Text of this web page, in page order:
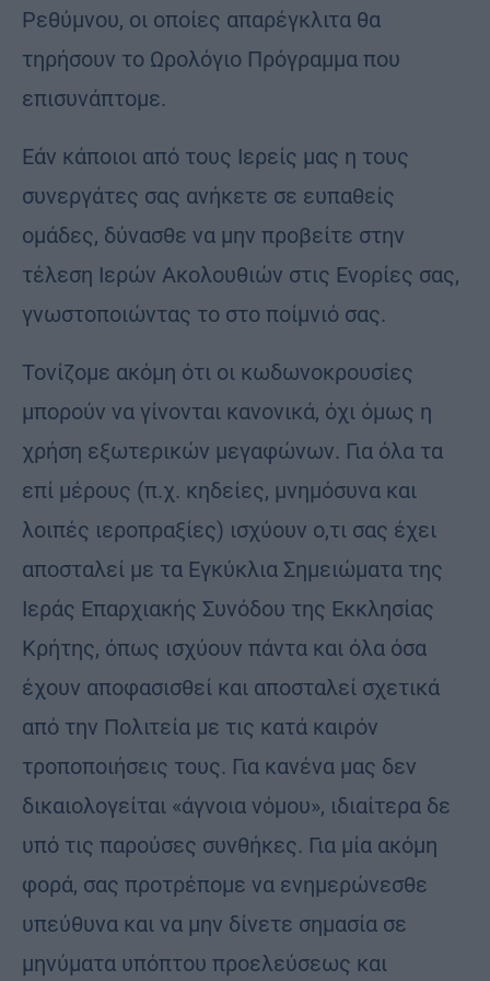
Ρεθύμνου, οι οποίες απαρέγκλιτα θα
τηρήσουν το Ωρολόγιο Πρόγραμμα που
επισυνάπτομε.
Εάν κάποιοι από τους Ιερείς μας η τους
συνεργάτες σας ανήκετε σε ευπαθείς
ομάδες, δύνασθε να μην προβείτε στην
τέλεση Ιερών Ακολουθιών στις Ενορίες σας,
γνωστοποιώντας το στο ποίμνιό σας.
Τονίζομε ακόμη ότι οι κωδωνοκρουσίες
μπορούν να γίνονται κανονικά, όχι όμως η
χρήση εξωτερικών μεγαφώνων. Για όλα τα
επί μέρους (π.χ. κηδείες, μνημόσυνα και
λοιπές ιεροπραξίες) ισχύουν ο,τι σας έχει
αποσταλεί με τα Εγκύκλια Σημειώματα της
Ιεράς Επαρχιακής Συνόδου της Εκκλησίας
Κρήτης, όπως ισχύουν πάντα και όλα όσα
έχουν αποφασισθεί και αποσταλεί σχετικά
από την Πολιτεία με τις κατά καιρόν
τροποποιήσεις τους. Για κανένα μας δεν
δικαιολογείται «άγνοια νόμου», ιδιαίτερα δε
υπό τις παρούσες συνθήκες. Για μία ακόμη
φορά, σας προτρέπομε να ενημερώνεσθε
υπεύθυνα και να μην δίνετε σημασία σε
μηνύματα υπόπτου προελεύσεως και